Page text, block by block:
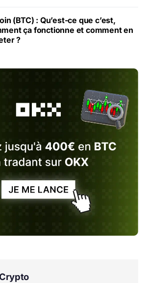
(BTC) : Qu’est-ce que c’est,
ça fonctionne et comment en
?